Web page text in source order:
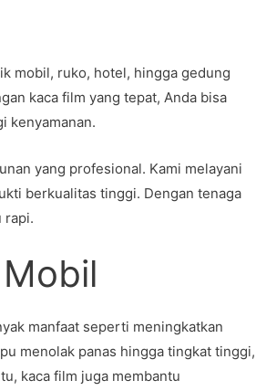
mobil, ruko, hotel, hingga gedung
kaca film yang tepat, Anda bisa
kenyamanan.
yang profesional. Kami melayani
berkualitas tinggi. Dengan tenaga
rapi.
manfaat seperti meningkatkan
menolak panas hingga tingkat tinggi,
kaca film juga membantu